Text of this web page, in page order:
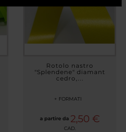
Rotolo nastro
"Splendene" diamant
cedro,...
+ FORMATI
a partire da 2,50 €
CAD.